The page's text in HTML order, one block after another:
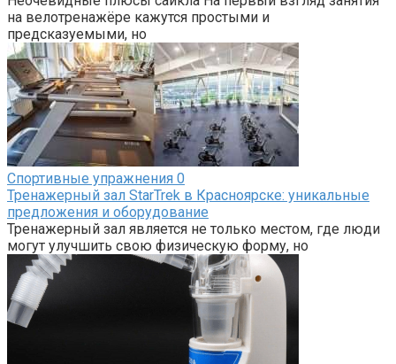
на велотренажёре кажутся простыми и
предсказуемыми, но
Спортивные упражнения 0
Тренажерный зал StarTrek в Красноярске: уникальные
предложения и оборудование
Тренажерный зал является не только местом, где люди
могут улучшить свою физическую форму, но